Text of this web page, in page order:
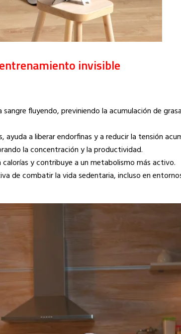
invisible
fluyendo, previniendo la acumulación de
a liberar endorfinas y a reducir la tensión
la concentración y la productividad.
y contribuye a un metabolismo más activo.
de combatir la vida sedentaria, incluso en